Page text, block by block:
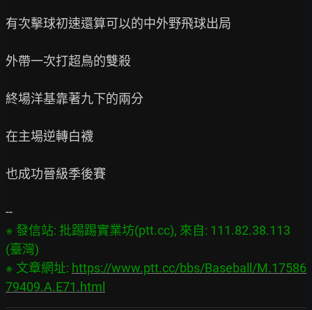
有次擊球初速還算可以的中外野飛球出局
外帶一次打超鳥的雙殺
終場洋基靠著九下的兩分
在主場逆轉白襪
也成功晉級季後賽
※ 發信站: 批踢踢實業坊(ptt.cc), 來自: 111.82.38.113
(臺灣)
※ 文章網址: https://www.ptt.cc/bbs/Baseball/M.17586
79409.A.E71.html